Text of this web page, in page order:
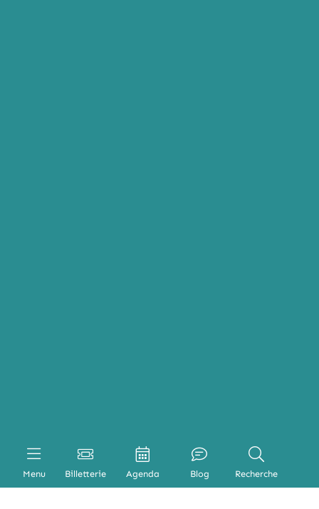
Menu Billetterie Agenda Blog Recherche